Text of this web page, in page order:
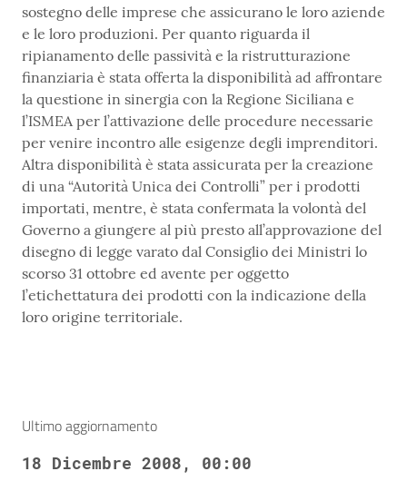
sostegno delle imprese che assicurano le loro aziende
e le loro produzioni. Per quanto riguarda il
ripianamento delle passività e la ristrutturazione
finanziaria è stata offerta la disponibilità ad affrontare
la questione in sinergia con la Regione Siciliana e
l’ISMEA per l’attivazione delle procedure necessarie
per venire incontro alle esigenze degli imprenditori.
Altra disponibilità è stata assicurata per la creazione
di una “Autorità Unica dei Controlli” per i prodotti
importati, mentre, è stata confermata la volontà del
Governo a giungere al più presto all’approvazione del
disegno di legge varato dal Consiglio dei Ministri lo
scorso 31 ottobre ed avente per oggetto
l’etichettatura dei prodotti con la indicazione della
loro origine territoriale.
Ultimo aggiornamento
18 Dicembre 2008, 00:00